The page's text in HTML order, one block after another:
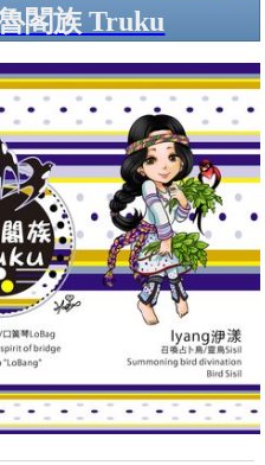
閣族 Truku